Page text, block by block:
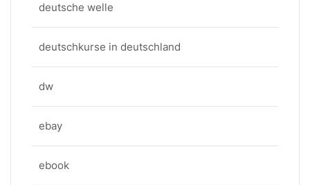
deutsche welle
deutschkurse in deutschland
dw
ebay
ebook